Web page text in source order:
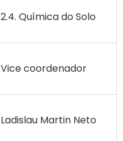
2.4. Química do Solo
Vice coordenador
Ladislau Martin Neto